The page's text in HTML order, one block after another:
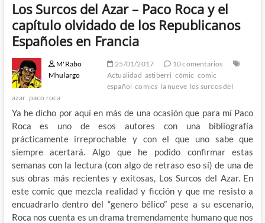
Los Surcos del Azar – Paco Roca y el
capítulo olvidado de los Republicanos
Españoles en Francia
M'Rabo
Mhulargo
25/01/2017
10 comentarios
Actualidad astiberri cómic comic
español comics la nueve los surcos del
azar paco roca
Ya he dicho por aquí en más de una ocasión que para mí Paco
Roca es uno de esos autores con una bibliografía
prácticamente irreprochable y con el que uno sabe que
siempre acertará. Algo que he podido confirmar estas
semanas con la lectura (con algo de retraso eso sí) de una de
sus obras más recientes y exitosas, Los Surcos del Azar. En
este comic que mezcla realidad y ficción y que me resisto a
encuadrarlo dentro del “genero bélico” pese a su escenario,
Roca nos cuenta es un drama tremendamente humano que nos